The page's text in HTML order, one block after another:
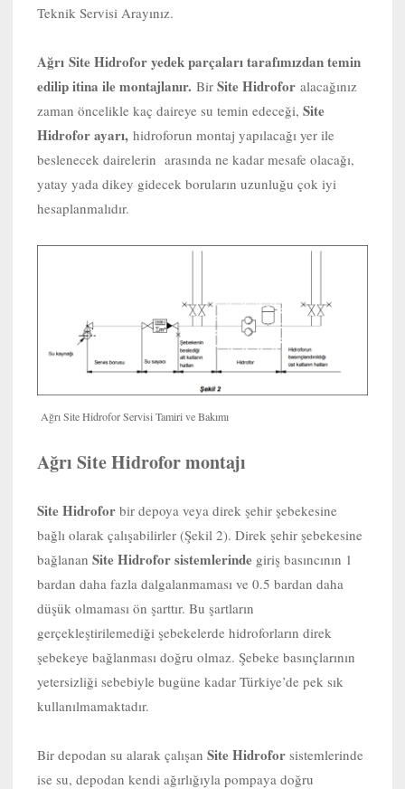
Teknik Servisi Arayınız.
Ağrı Site Hidrofor yedek parçaları tarafımızdan temin
edilip itina ile montajlanır. Bir Site Hidrofor alacağınız
zaman öncelikle kaç daireye su temin edeceği, Site
Hidrofor ayarı, hidroforun montaj yapılacağı yer ile
beslenecek dairelerin arasında ne kadar mesafe olacağı,
yatay yada dikey gidecek boruların uzunluğu çok iyi
hesaplanmalıdır.
Ağrı Site Hidrofor Servisi Tamiri ve Bakımı
Ağrı Site Hidrofor montajı
Site Hidrofor bir depoya veya direk şehir şebekesine
bağlı olarak çalışabilirler (Şekil 2). Direk şehir şebekesine
bağlanan Site Hidrofor sistemlerinde giriş basıncının 1
bardan daha fazla dalgalanmaması ve 0.5 bardan daha
düşük olmaması ön şarttır. Bu şartların
gerçekleştirilemediği şebekelerde hidroforların direk
şebekeye bağlanması doğru olmaz. Şebeke basınçlarının
yetersizliği sebebiyle bugüne kadar Türkiye’de pek sık
kullanılmamaktadır.
Bir depodan su alarak çalışan Site Hidrofor sistemlerinde
ise su, depodan kendi ağırlığıyla pompaya doğru